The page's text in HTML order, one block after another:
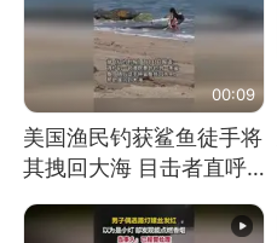
00:09
美国渔民钓获鲨鱼徒手将
其拽回大海 目击者直呼
消息）